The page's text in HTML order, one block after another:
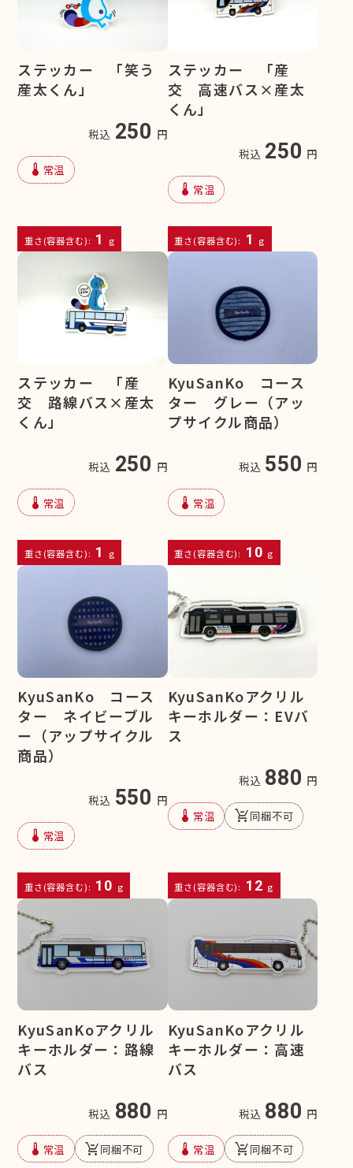
ステッカー 「笑う
産太くん」
税込 250 円
device_thermostat 常温
重さ(容器含む): 1 g
ステッカー 「産
交 高速バス×産太
くん」
税込 250 円
device_thermostat 常温
重さ(容器含む): 1 g
ステッカー 「産
交 路線バス×産太
くん」
税込 250 円
device_thermostat 常温
重さ(容器含む): 1 g
KyuSanKo コース
ター グレー（アッ
プサイクル商品）
税込 550 円
device_thermostat 常温
重さ(容器含む): 10 g
KyuSanKo コース
ター ネイビーブル
ー（アップサイクル
商品）
税込 550 円
device_thermostat 常温
重さ(容器含む): 10 g
KyuSanKoアクリル
キーホルダー：EVバ
ス
税込 880 円
device_thermostat 常温 remove_shopping_cart同梱不可
重さ(容器含む): 12 g
KyuSanKoアクリル
キーホルダー：路線
バス
税込 880 円
device_thermostat 常温 remove_shopping_cart同梱不可
KyuSanKoアクリル
キーホルダー：高速
バス
税込 880 円
device_thermostat 常温 remove_shopping_cart同梱不可